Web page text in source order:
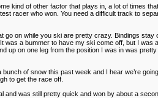
kind of other factor that plays in, a lot of times
racer who won. You need a difficult track to
on while you ski are pretty crazy. Bindings stay
a bummer to have my ski come off, but I
on one leg from the position I was in was
of snow this past week and I hear we’re
to get the race off.
was still pretty quick and won by about a